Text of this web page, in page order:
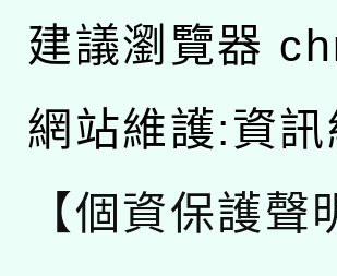
建議瀏覽器
網站維護:資訊
【個資保護聲